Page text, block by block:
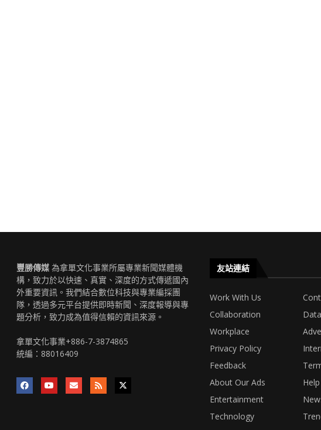
豐勝傳媒 為拿單文化事業所屬專業新聞媒體機
構，致力於以快速、真實、深度的方式傳遞國內
外重要資訊。我們結合數位科技與專業編採團
隊，透過多元平台提供即時新聞、深度報導與專
題分析，致力成為值得信賴的資訊來源。
拿單文化事業+886-7-3874865
統編：88016409
友站連結
Work With Us
Collaboration
Workplace
Privacy Policy
Feedback
About Our Ads
Entertainment
Technology